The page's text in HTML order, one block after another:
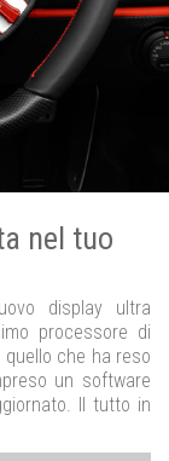
nel tuo
display ultra
processore di
che ha reso
un software
Il tutto in